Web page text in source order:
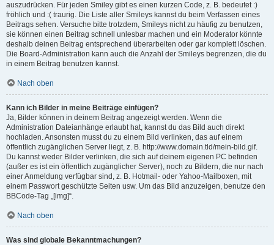
auszudrücken. Für jeden Smiley gibt es einen kurzen Code, z. B. bedeutet :)
fröhlich und :( traurig. Die Liste aller Smileys kannst du beim Verfassen eines
Beitrags sehen. Versuche bitte trotzdem, Smileys nicht zu häufig zu benutzen,
sie können einen Beitrag schnell unlesbar machen und ein Moderator könnte
deshalb deinen Beitrag entsprechend überarbeiten oder gar komplett löschen.
Die Board-Administration kann auch die Anzahl der Smileys begrenzen, die du
in einem Beitrag benutzen kannst.
Nach oben
Kann ich Bilder in meine Beiträge einfügen?
Ja, Bilder können in deinem Beitrag angezeigt werden. Wenn die
Administration Dateianhänge erlaubt hat, kannst du das Bild auch direkt
hochladen. Ansonsten musst du zu einem Bild verlinken, das auf einem
öffentlich zugänglichen Server liegt, z. B. http://www.domain.tld/mein-bild.gif.
Du kannst weder Bilder verlinken, die sich auf deinem eigenen PC befinden
(außer es ist ein öffentlich zugänglicher Server), noch zu Bildern, die nur nach
einer Anmeldung verfügbar sind, z. B. Hotmail- oder Yahoo-Mailboxen, mit
einem Passwort geschützte Seiten usw. Um das Bild anzuzeigen, benutze den
BBCode-Tag „[img]“.
Nach oben
Was sind globale Bekanntmachungen?